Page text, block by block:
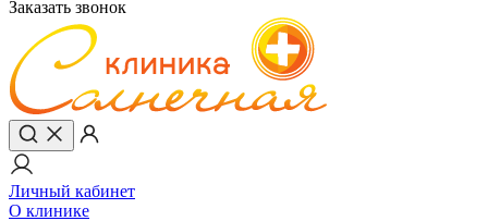
Заказать звонок
Личный кабинет
О клинике